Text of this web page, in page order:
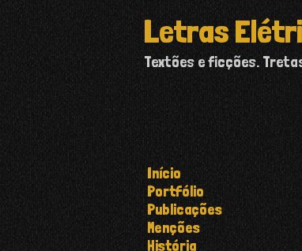
Letras
Textões e ficções.
Início
Portfólio
Publicações
Menções
História